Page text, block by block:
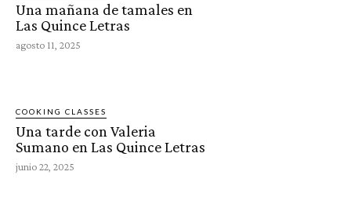
Una mañana de tamales en
Las Quince Letras
agosto 11, 2025
COOKING CLASSES
Una tarde con Valeria
Sumano en Las Quince Letras
junio 22, 2025